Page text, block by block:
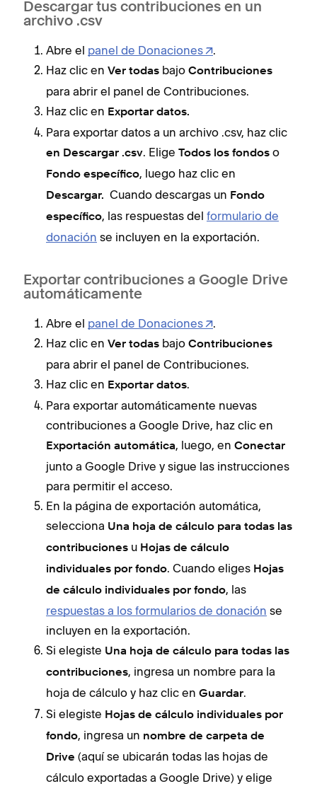
Descargar tus contribuciones en un
archivo .csv
Abre el panel de Donaciones
.
Haz clic en Ver todas bajo Contribuciones
para abrir el panel de Contribuciones.
Haz clic en Exportar datos.
Para exportar datos a un archivo .csv, haz clic
en Descargar .csv. Elige Todos los fondos o
Fondo específico, luego haz clic en
Descargar. Cuando descargas un Fondo
específico, las respuestas del formulario de
donación se incluyen en la exportación.
Exportar contribuciones a Google Drive
automáticamente
Abre el panel de Donaciones
.
Haz clic en Ver todas bajo Contribuciones
para abrir el panel de Contribuciones.
Haz clic en Exportar datos.
Para exportar automáticamente nuevas
contribuciones a Google Drive, haz clic en
Exportación automática, luego, en Conectar
junto a Google Drive y sigue las instrucciones
para permitir el acceso.
En la página de exportación automática,
selecciona Una hoja de cálculo para todas las
contribuciones u Hojas de cálculo
individuales por fondo. Cuando eliges Hojas
de cálculo individuales por fondo, las
respuestas a los formularios de donación se
incluyen en la exportación.
Si elegiste Una hoja de cálculo para todas las
contribuciones, ingresa un nombre para la
hoja de cálculo y haz clic en Guardar.
Si elegiste Hojas de cálculo individuales por
fondo, ingresa un nombre de carpeta de
Drive (aquí se ubicarán todas las hojas de
cálculo exportadas a Google Drive) y elige